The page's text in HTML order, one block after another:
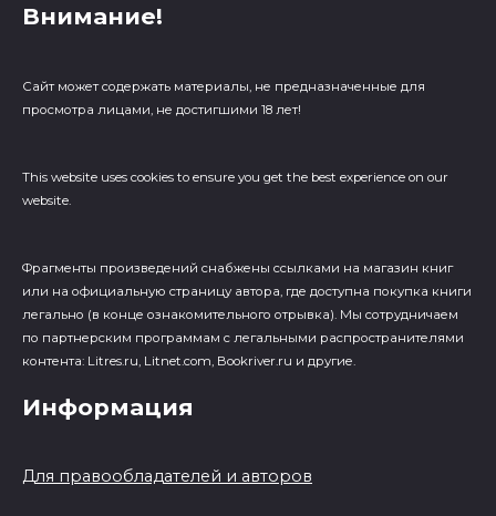
Внимание!
Сайт может содержать материалы, не предназначенные для
просмотра лицами, не достигшими 18 лет!
This website uses cookies to ensure you get the best experience on our
website.
Фрагменты произведений cнабжены ссылками на магазин книг
или на официальную страницу автора, где доступна покупка книги
легально (в конце ознакомительного отрывка). Мы сотрудничаем
по партнерским программам с легальными распространителями
контента: Litres.ru, Litnet.com, Bookriver.ru и другие.
Информация
Для правообладателей и авторов